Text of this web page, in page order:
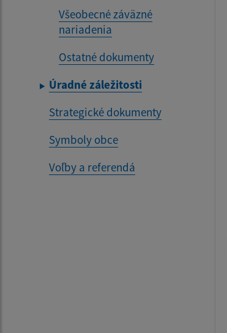
Všeobecné záväzné
nariadenia
Ostatné dokumenty
Úradné záležitosti
Strategické dokumenty
Symboly obce
Voľby a referendá